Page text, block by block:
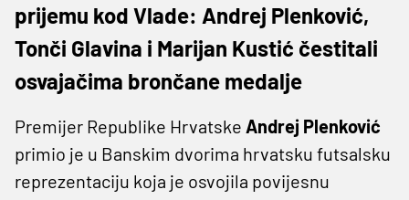
prijemu kod Vlade: Andrej Plenković,
Tonči Glavina i Marijan Kustić čestitali
osvajačima brončane medalje
Premijer Republike Hrvatske Andrej Plenković
primio je u Banskim dvorima hrvatsku futsalsku
reprezentaciju koja je osvojila povijesnu